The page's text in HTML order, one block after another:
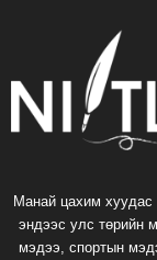
Манай цахим хуудас
эндээс улс төрийн
мэдээ, спортын